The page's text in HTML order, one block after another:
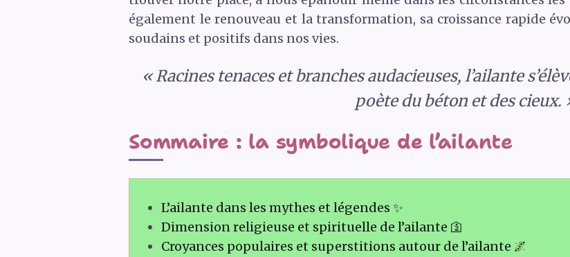
également le renouveau et la transformation, sa croissance rapide
soudains et positifs dans nos vies.
« Racines tenaces et branches audacieuses, l’ailante
poète du béton et des cieux.
Sommaire : la symbolique de l’ailante
L’ailante dans les mythes et légendes ✨
Dimension religieuse et spirituelle de l’ailante 🛐
Croyances populaires et superstitions autour de l’ailante 🌌